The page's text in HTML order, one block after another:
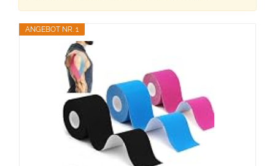
ANGEBOT NR. 1